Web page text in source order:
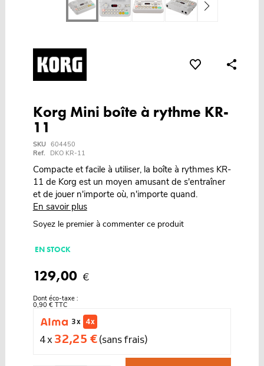
Korg Mini boîte à rythme KR-
11
SKU 604450
Ref.
DKO KR-11
Compacte et facile à utiliser, la boîte à rythmes KR-
11 de Korg est un moyen amusant de s'entraîner
et de jouer n'importe où, n'importe quand.
En savoir plus
Soyez le premier à commenter ce produit
EN STOCK
129,00 €
Dont éco-taxe :
0,90 € TTC
3 x
4 x
4 x 32,25 €(sans frais)